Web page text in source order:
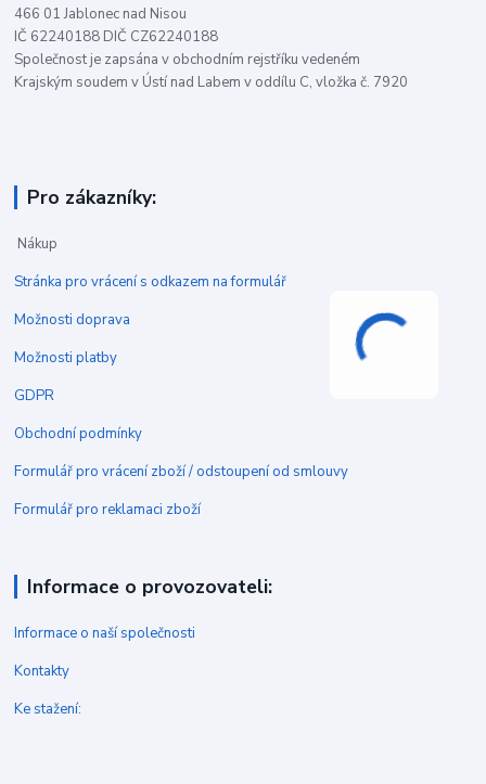
466 01 Jablonec nad Nisou
IČ 62240188 DIČ CZ62240188
Společnost je zapsána v obchodním rejstříku vedeném
Krajským soudem v Ústí nad Labem v oddílu C, vložka č. 7920
Pro zákazníky:
Nákup
Stránka pro vrácení s odkazem na formulář
Možnosti doprava
Možnosti platby
GDPR
Obchodní podmínky
Formulář pro vrácení zboží / odstoupení od smlouvy
Formulář pro reklamaci zboží
Informace o provozovateli:
Informace o naší společnosti
Kontakty
Ke stažení: